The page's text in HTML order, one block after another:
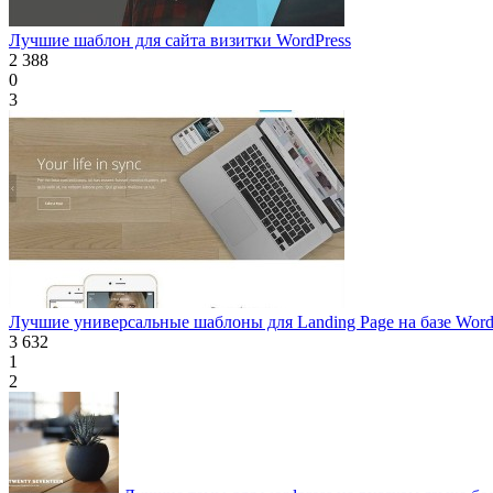
Лучшие шаблон для сайта визитки WordPress
2 388
0
3
Лучшие универсальные шаблоны для Landing Page на базе
3 632
1
2